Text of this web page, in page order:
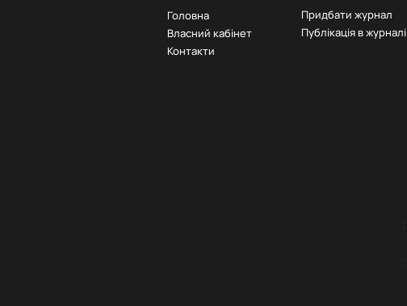
Головна
Власний кабінет
Контакти
Придбати журнал
Публікація в журналі